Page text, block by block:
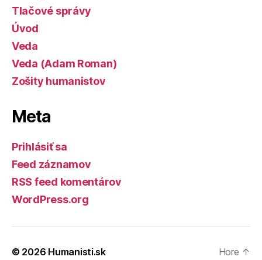
Tlačové správy
Úvod
Veda
Veda (Adam Roman)
Zošity humanistov
Meta
Prihlásiť sa
Feed záznamov
RSS feed komentárov
WordPress.org
© 2026 Humanisti.sk Hore ↑